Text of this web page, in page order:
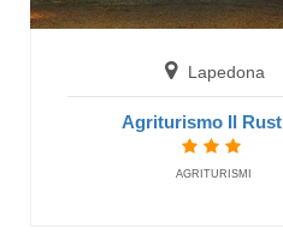
Lapedona
Agriturismo Il
AGRITURISMI